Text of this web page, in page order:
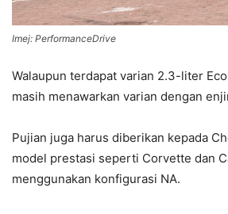
Imej: PerformanceDrive
Walaupun terdapat varian 2.3-liter
masih menawarkan varian dengan
Pujian juga harus diberikan kepada
model prestasi seperti Corvette dan
menggunakan konfigurasi NA.